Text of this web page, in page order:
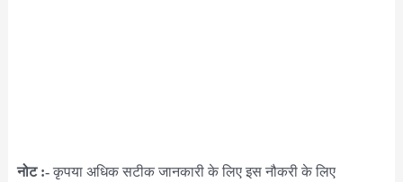
नोट :-कृपया अधिक सटीक जानकारी के लिए इस नौकरी के लिए